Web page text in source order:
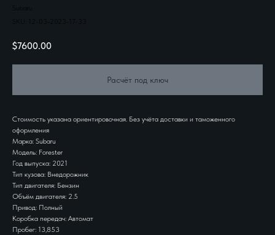
SKU:
$7600.00
Расчёт под ключ
Стоимость указана ориентировочная. Без учёта доставки и таможенного
оформления
Марка: Subaru
Модель: Forester
Год выпуска: 2021
Тип кузова: Внедорожник
Тип двигателя: Бензин
Объём двигателя: 2.5
Привод: Полный
Коробка передач: Автомат
Пробег: 13,853